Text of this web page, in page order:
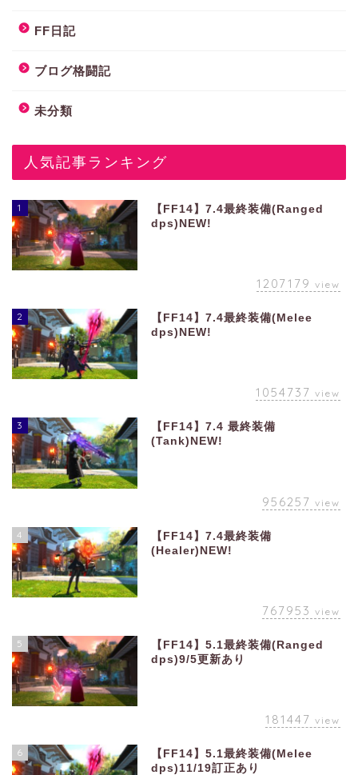
FF日記
ブログ格闘記
未分類
人気記事ランキング
1
【FF14】7.4最終装備(Ranged
dps)NEW!
1207179 view
2
【FF14】7.4最終装備(Melee
dps)NEW!
1054737 view
3
【FF14】7.4 最終装備
(Tank)NEW!
956257 view
4
【FF14】7.4最終装備
(Healer)NEW!
767953 view
5
【FF14】5.1最終装備(Ranged
dps)9/5更新あり
181447 view
6
【FF14】5.1最終装備(Melee
dps)11/19訂正あり